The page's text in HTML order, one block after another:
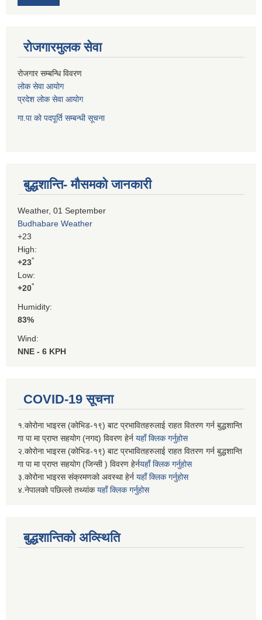
रोजगारमुलक सेवा
रोजगार सम्बन्धि विवरण
लोक सेवा आयोग
प्रदेश लोक सेवा आयोग
गा.पा को पदपूर्ति सम्बन्धी सूचना
बुद्धशान्ति- मौसमको जानकारी
Weather, 01 September
Budhabare Weather
+23
High:
+23°
Low:
+20°
Humidity:
83%
Wind:
NNE - 6 KPH
COVID-19 सूचना
१.कोरोना भाइरस (कोभिड-१९) बाट प्रभावितहरुलाई राहत वितरण गर्न बुद्धशान्ति
गा पा मा प्राप्त सहयोग (नगद) विवरण हेर्न यहाँ क्लिक गर्नुहोस
२.कोरोना भाइरस (कोभिड-१९) बाट प्रभावितहरुलाई राहत वितरण गर्न बुद्धशान्ति
गा पा मा प्राप्त सहयोग (जिन्सी ) विवरण हेर्नयहाँ क्लिक गर्नुहोस
३.कोरोना भाइरस संक्रमणको अवस्था हेर्न यहाँ क्लिक गर्नुहोस
४.नेपालको पछिल्लो तथ्यांकयहाँ क्लिक गर्नुहोस
बुद्धशान्तिको अव्स्थिति